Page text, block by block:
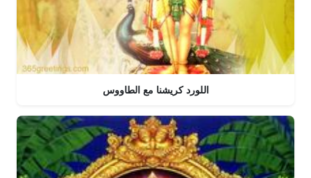
اللورد كريشنا مع الطاووس